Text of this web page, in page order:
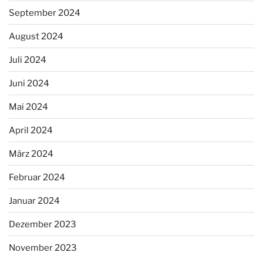
September 2024
August 2024
Juli 2024
Juni 2024
Mai 2024
April 2024
März 2024
Februar 2024
Januar 2024
Dezember 2023
November 2023